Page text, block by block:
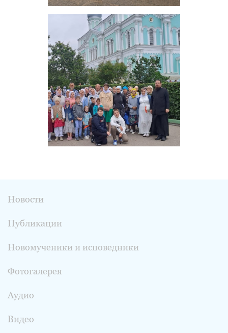
Новости
Публикации
Новомученики и исповедники
Фотогалерея
Аудио
Видео